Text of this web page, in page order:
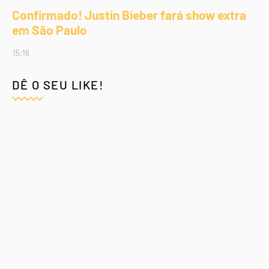
Confirmado! Justin Bieber fará show extra
em São Paulo
15:16
DÊ O SEU LIKE!